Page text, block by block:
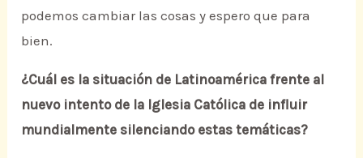
podemos cambiar las cosas y espero que para
bien.
¿Cuál es la situación de Latinoamérica frente al
nuevo intento de la Iglesia Católica de influir
mundialmente silenciando estas temáticas?